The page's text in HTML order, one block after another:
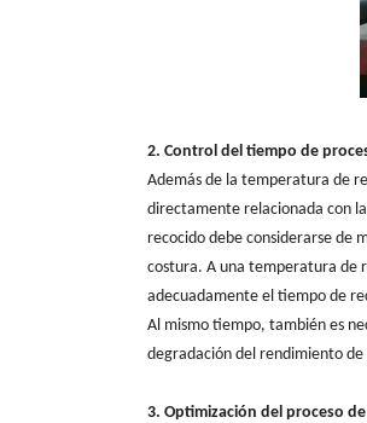
2. Control del tiempo de
Además de la temperatura de
directamente relacionada con
recocido debe considerarse de
costura. A una temperatura de
adecuadamente el tiempo de
Al mismo tiempo, también es
degradación del rendimiento de
3. Optimización del proceso